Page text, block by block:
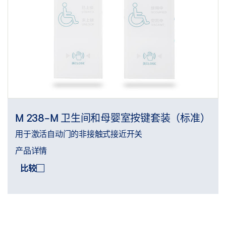
M 238-M 卫生间和母婴室按键套装（标准）
用于激活自动门的非接触式接近开关
产品详情
比较